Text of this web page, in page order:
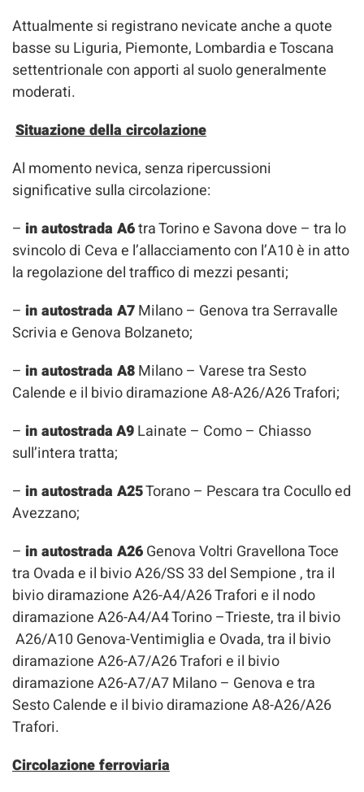
Attualmente si registrano nevicate anche a quote
basse su Liguria, Piemonte, Lombardia e Toscana
settentrionale con apporti al suolo generalmente
moderati.
Situazione della circolazione
Al momento nevica, senza ripercussioni
significative sulla circolazione:
– in autostrada A6tra Torino e Savona dove – tra lo
svincolo di Ceva e l’allacciamento con l’A10 è in atto
la regolazione del traffico di mezzi pesanti;
– in autostrada A7Milano – Genova tra Serravalle
Scrivia e Genova Bolzaneto;
– in autostrada A8Milano – Varese tra Sesto
Calende e il bivio diramazione A8-A26/A26 Trafori;
– in autostradaA9Lainate – Como – Chiasso
sull’intera tratta;
– in autostrada A25Torano – Pescara tra Cocullo ed
Avezzano;
– in autostrada A26Genova Voltri Gravellona Toce
tra Ovada e il bivio A26/SS 33 del Sempione , tra il
bivio diramazione A26-A4/A26 Trafori e il nodo
diramazione A26-A4/A4 Torino –Trieste, tra il bivio
A26/A10 Genova-Ventimiglia e Ovada, tra il bivio
diramazione A26-A7/A26 Trafori e il bivio
diramazione A26-A7/A7 Milano – Genova e tra
Sesto Calende e il bivio diramazione A8-A26/A26
Trafori.
Circolazione ferroviaria